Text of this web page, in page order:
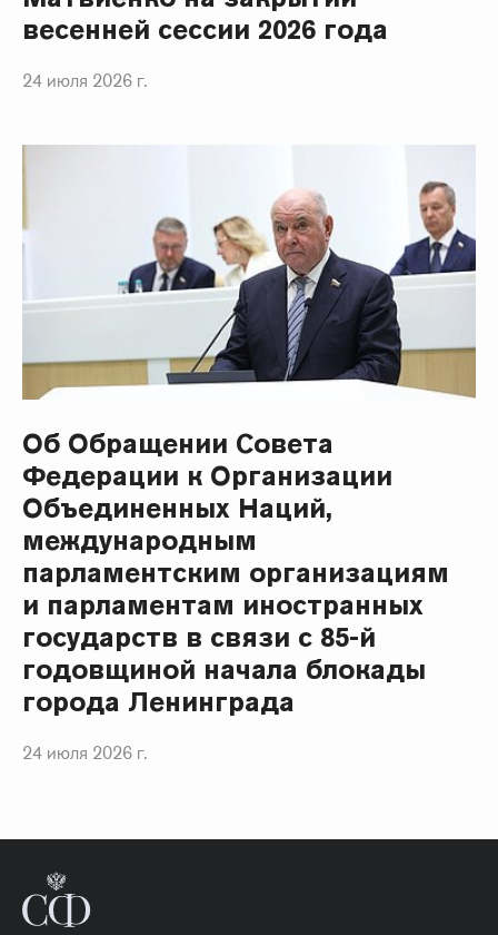
весенней сессии 2026 года
24 июля 2026 г.
Об Обращении Совета
Федерации к Организации
Объединенных Наций,
международным
парламентским организациям
и парламентам иностранных
государств в связи с 85-й
годовщиной начала блокады
города Ленинграда
24 июля 2026 г.